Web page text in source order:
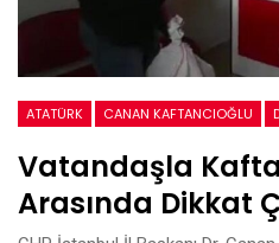
ATATÜRK CANAN KAFTANCIOĞLU
Vatandaşla
Arasında Dikkat